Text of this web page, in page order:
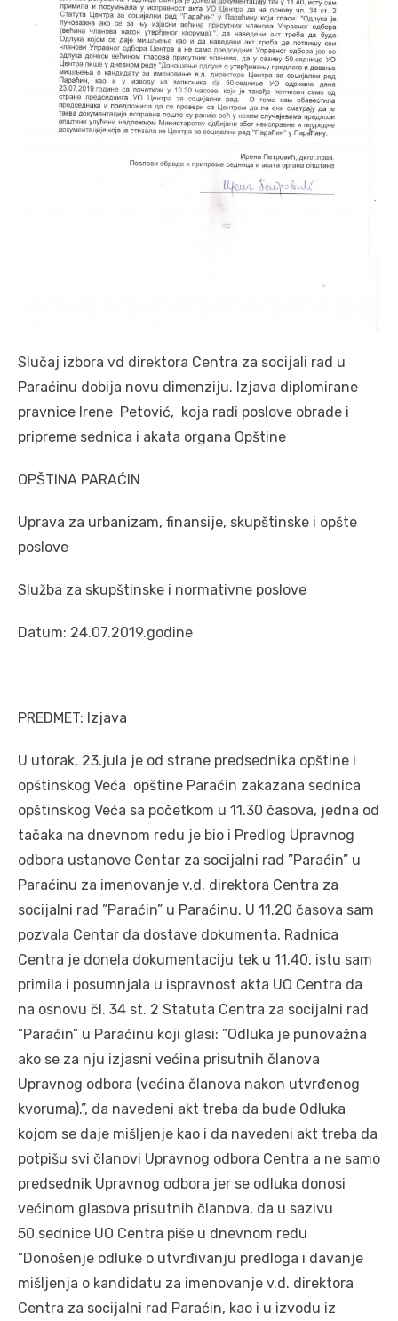
Slučaj izbora vd direktora Centra za socijali rad u
Paraćinu dobija novu dimenziju. Izjava diplomirane
pravnice Irene Petović, koja radi poslove obrade i
pripreme sednica i akata organa Opštine
OPŠTINA PARAĆIN
Uprava za urbanizam, finansije, skupštinske i opšte
poslove
Služba za skupštinske i normativne poslove
Datum: 24.07.2019.godine
PREDMET: Izjava
U utorak, 23.jula je od strane predsednika opštine i
opštinskog Veća opštine Paraćin zakazana sednica
opštinskog Veća sa početkom u 11.30 časova, jedna od
tačaka na dnevnom redu je bio i Predlog Upravnog
odbora ustanove Centar za socijalni rad ”Paraćin” u
Paraćinu za imenovanje v.d. direktora Centra za
socijalni rad ”Paraćin” u Paraćinu. U 11.20 časova sam
pozvala Centar da dostave dokumenta. Radnica
Centra je donela dokumentaciju tek u 11.40, istu sam
primila i posumnjala u ispravnost akta UO Centra da
na osnovu čl. 34 st. 2 Statuta Centra za socijalni rad
”Paraćin” u Paraćinu koji glasi: ”Odluka je punovažna
ako se za nju izjasni većina prisutnih članova
Upravnog odbora (većina članova nakon utvrđenog
kvoruma).”, da navedeni akt treba da bude Odluka
kojom se daje mišljenje kao i da navedeni akt treba da
potpišu svi članovi Upravnog odbora Centra a ne samo
predsednik Upravnog odbora jer se odluka donosi
većinom glasova prisutnih članova, da u sazivu
50.sednice UO Centra piše u dnevnom redu
”Donošenje odluke o utvrđivanju predloga i davanje
mišljenja o kandidatu za imenovanje v.d. direktora
Centra za socijalni rad Paraćin, kao i u izvodu iz